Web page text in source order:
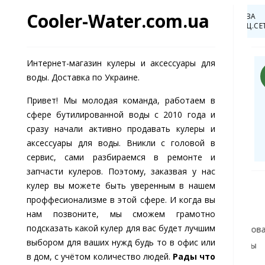
Cooler-Water.com.ua
Интернет-магазин кулеры и аксессуары для
воды. Доставка по Украине.
Привет! Мы молодая команда, работаем в
сфере бутилированной воды c 2010 года и
сразу начали активно продавать кулеры и
аксессуары для воды. Вникли с головой в
сервис, сами разбираемся в ремонте и
запчасти кулеров. Поэтому, заказвая у нас
кулер вы можете быть уверенным в нашем
проффесионализме в этой сфере. И когда вы
нам позвоните, мы сможем грамотно
подсказать какой кулер для вас будет лучшим
выбором для ваших нужд будь то в офис или
в дом, с учётом количество людей. Рады что
500 ГРН ЗА
РАСПАКОВКОЙ!
СКИДКА ДО -20% ЗА
ПОДПИСКУ НА СОЦ.СЕТИ
Ирина Николаевна
большой
сначала даже
Хоть в
оформляла
кулер, но когда
с
помогли
и
более
модель
не
дорогие
а предложили
на любой
В целом
заказ
2019-11-29
П Петроченко Олег Иванович
Water, удобная вещь,
быстро нагревает
воду, а когда жарко,
вода просто ледяная.
Доставили быстро,
претензий нет ни
каких, спасибо
компании за
качественное
обслуживание.
Есть фото
Дата: 2019-11-28
Подробнее
Помощь
Договор офёрты
Возврат/обмен товара
Вопросы и ответы
Покупка в кредит
Полезное
Блог
Оптовикам
Скидки и акции
Доставка и оплата